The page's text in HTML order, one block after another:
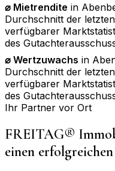
⌀ Mietrendite in
Durchschnitt der
verfügbarer
des
⌀ Wertzuwachs in
Durchschnitt der
verfügbarer
des
Ihr Partner vor Ort
FREITAG®
einen